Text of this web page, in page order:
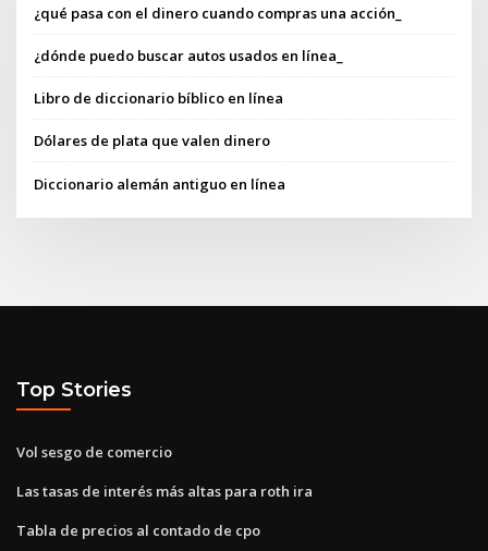
¿qué pasa con el dinero cuando compras una acción_
¿dónde puedo buscar autos usados ​​en línea_
Libro de diccionario bíblico en línea
Dólares de plata que valen dinero
Diccionario alemán antiguo en línea
Top Stories
Vol sesgo de comercio
Las tasas de interés más altas para roth ira
Tabla de precios al contado de cpo